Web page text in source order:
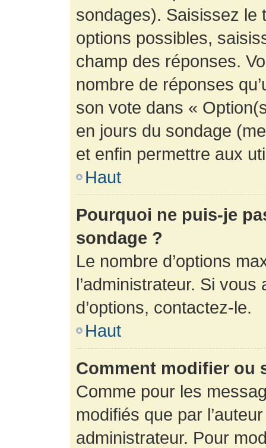
sondages). Saisissez le
options possibles,
champ des réponses.
nombre de réponses
son vote dans «
en jours du sondage
et enfin permettre aux
Haut
Pourquoi ne puis-je
sondage ?
Le nombre d’options
l’administrateur. Si
d’options, contactez-le.
Haut
Comment modifier ou
Comme pour les
modifiés que par
administrateur. Pour